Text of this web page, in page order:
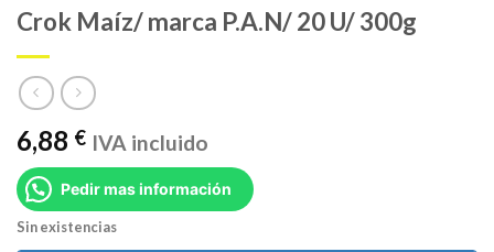
Crok Maíz/ marca P.A.N/ 20 U/ 300g
6,88 € IVA incluido
Pedir mas información
Sin existencias